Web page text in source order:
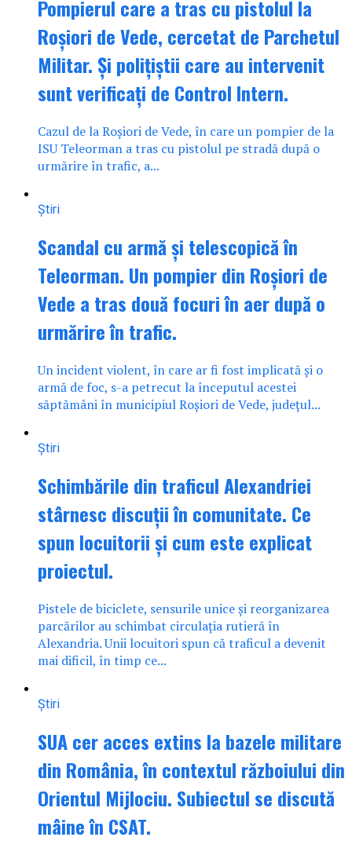
Pompierul care a tras cu pistolul la
Roșiori de Vede, cercetat de Parchetul
Militar. Și polițiștii care au intervenit
sunt verificați de Control Intern.
Cazul de la Roșiori de Vede, în care un pompier de la
ISU Teleorman a tras cu pistolul pe stradă după o
urmărire în trafic, a...
Știri
Scandal cu armă și telescopică în
Teleorman. Un pompier din Roșiori de
Vede a tras două focuri în aer după o
urmărire în trafic.
Un incident violent, în care ar fi fost implicată și o
armă de foc, s-a petrecut la începutul acestei
săptămâni în municipiul Roșiori de Vede, județul...
Știri
Schimbările din traficul Alexandriei
stârnesc discuții în comunitate. Ce
spun locuitorii și cum este explicat
proiectul.
Pistele de biciclete, sensurile unice și reorganizarea
parcărilor au schimbat circulația rutieră în
Alexandria. Unii locuitori spun că traficul a devenit
mai dificil, în timp ce...
Știri
SUA cer acces extins la bazele militare
din România, în contextul războiului din
Orientul Mijlociu. Subiectul se discută
mâine în CSAT.